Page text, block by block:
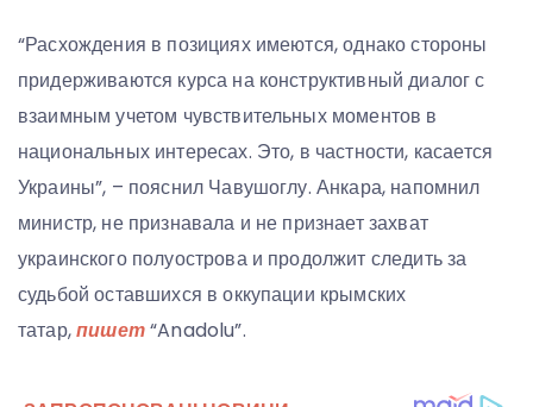
“Расхождения в позициях имеются, однако стороны
придерживаются курса на конструктивный диалог с
взаимным учетом чувствительных моментов в
национальных интересах. Это, в частности, касается
Украины”, – пояснил Чавушоглу. Анкара, напомнил
министр, не признавала и не признает захват
украинского полуострова и продолжит следить за
судьбой оставшихся в оккупации крымских
татар,пишет“Anadolu”.